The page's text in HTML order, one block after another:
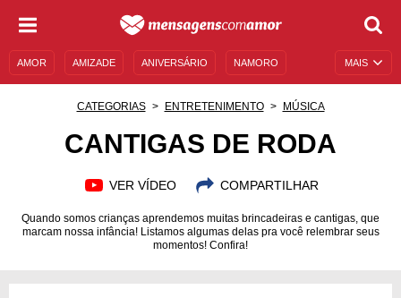
MAIS
AMOR AMIZADE ANIVERSÁRIO NAMORO
CATEGORIAS ENTRETENIMENTO MÚSICA
CANTIGAS DE RODA
VER VÍDEO COMPARTILHAR
Quando somos crianças aprendemos muitas brincadeiras e cantigas, que
marcam nossa infância! Listamos algumas delas pra você relembrar seus
momentos! Confira!